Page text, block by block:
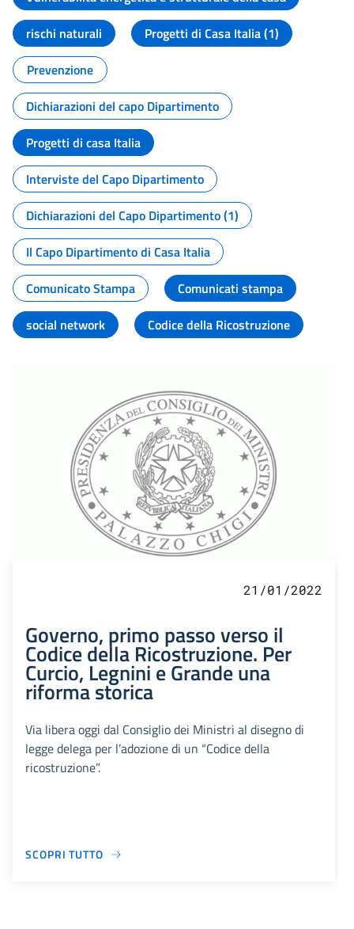
rischi naturali
Progetti di Casa Italia (1)
Prevenzione
Dichiarazioni del capo Dipartimento
Progetti di casa Italia
Interviste del Capo Dipartimento
Dichiarazioni del Capo Dipartimento (1)
Il Capo Dipartimento di Casa Italia
Comunicato Stampa
Comunicati stampa
social network
Codice della Ricostruzione
21/01/2022
Governo, primo passo verso il
Codice della Ricostruzione. Per
Curcio, Legnini e Grande una
riforma storica
Via libera oggi dal Consiglio dei Ministri al disegno di
legge delega per l’adozione di un “Codice della
ricostruzione”.
SCOPRI TUTTO